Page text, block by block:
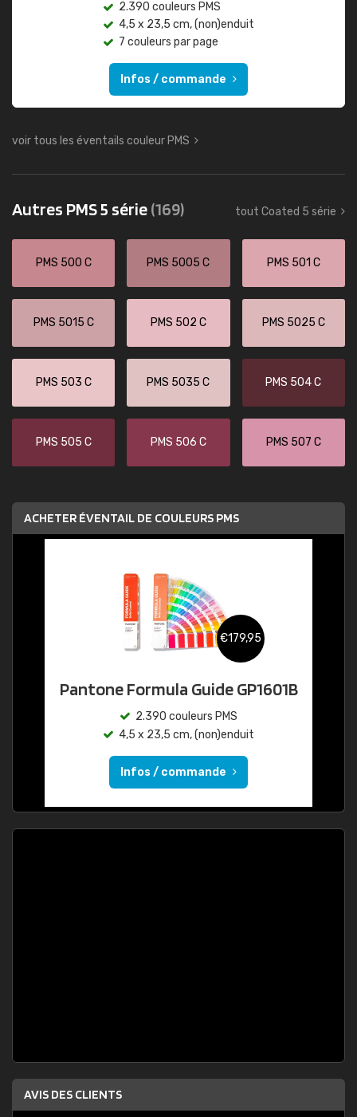
2.390 couleurs PMS
4,5 x 23,5 cm, (non)enduit
7 couleurs par page
Infos / commande
voir tous les éventails couleur PMS
Autres PMS 5 série(169) tout Coated 5 série
PMS 500 C PMS 5005 C PMS 501 C
PMS 5015 C PMS 502 C PMS 5025 C
PMS 503 C PMS 5035 C PMS 504 C
PMS 505 C PMS 506 C PMS 507 C
ACHETER ÉVENTAIL DE COULEURS PMS
€179,95
Pantone Formula Guide GP1601B
2.390 couleurs PMS
4,5 x 23,5 cm, (non)enduit
Infos / commande
AVIS DES CLIENTS